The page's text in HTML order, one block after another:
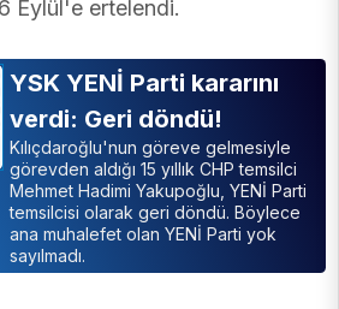
Eylül'e ertelendi.
YSK YENİ Parti kararını
verdi: Geri döndü!
Kılıçdaroğlu'nun göreve gelmesiyle
görevden aldığı 15 yıllık CHP temsilci
Mehmet Hadimi Yakupoğlu, YENİ Parti
temsilcisi olarak geri döndü. Böylece
ana muhalefet olan YENİ Parti yok
sayılmadı.